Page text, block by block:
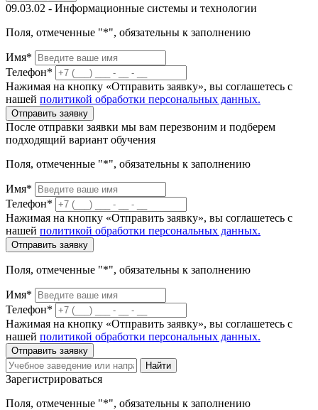
09.03.02 - Информационные системы и технологии
Поля, отмеченные "*", обязательны к заполнению
Имя*
Телефон*
Нажимая на кнопку «Отправить заявку», вы соглашетесь с
нашей политикой обработки персональных данных.
Отправить заявку
После отправки заявки мы вам перезвоним и подберем
подходящий вариант обучения
Поля, отмеченные "*", обязательны к заполнению
Имя*
Телефон*
Нажимая на кнопку «Отправить заявку», вы соглашетесь с
нашей политикой обработки персональных данных.
Отправить заявку
Поля, отмеченные "*", обязательны к заполнению
Имя*
Телефон*
Нажимая на кнопку «Отправить заявку», вы соглашетесь с
нашей политикой обработки персональных данных.
Отправить заявку
Найти
Зарегистрироваться
Поля, отмеченные "*", обязательны к заполнению